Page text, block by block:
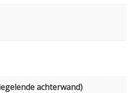
achterwand)